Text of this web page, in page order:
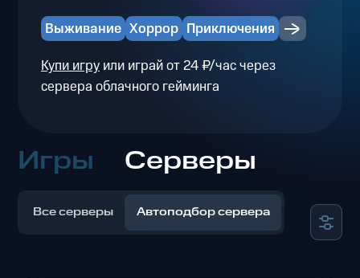
Выживание Хоррор Приключения
Купи игруили играй от 24 ₽/час через
сервера облачного гейминга
Игры Серверы
Все серверы Автоподбор сервера